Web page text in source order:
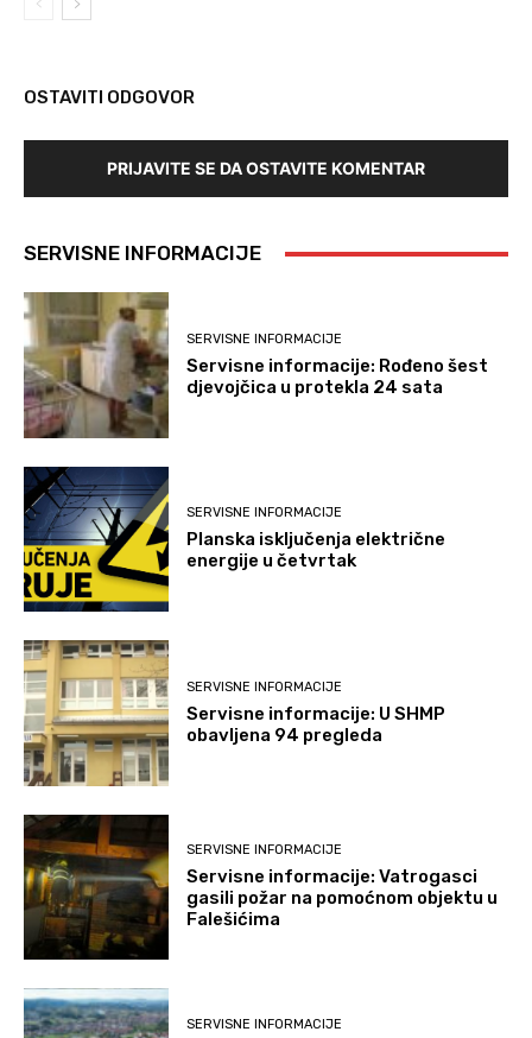
OSTAVITI ODGOVOR
PRIJAVITE SE DA OSTAVITE KOMENTAR
SERVISNE INFORMACIJE
SERVISNE INFORMACIJE
Servisne informacije: Rođeno šest
djevojčica u protekla 24 sata
SERVISNE INFORMACIJE
Planska isključenja električne
energije u četvrtak
SERVISNE INFORMACIJE
Servisne informacije: U SHMP
obavljena 94 pregleda
SERVISNE INFORMACIJE
Servisne informacije: Vatrogasci
gasili požar na pomoćnom objektu u
Falešićima
SERVISNE INFORMACIJE